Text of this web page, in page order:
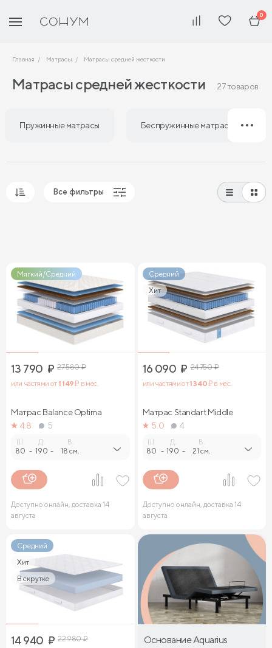
0
Главная Матрасы Матрасы средней жесткости
Матрасы средней жесткости 27 товаров
Пружинные матрасы Беспружинные матрасы
Все фильтры
Мягкий/Средний
13 790 ₽ 27 580₽
или частями от1 149₽ в мес.
Матрас Balance Optima
4.8
5
Ш.
80 -
Д.
190 -
В.
18 см.
Доступно онлайн, доставка 14
августа
Средний
Хит
16 090 ₽ 24 750₽
или частями от1 340₽ в мес.
Матрас Standart Middle
5.0
4
Ш.
80 -
Д.
190 -
В.
21 см.
Доступно онлайн, доставка 14
августа
Средний
Хит
В скрутке
14 940 ₽ 22 980₽
Основание Aquarius